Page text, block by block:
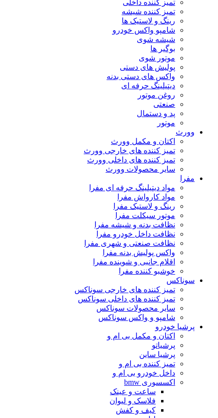
تمیز کننده داخلی
تمیز کننده شیشه
رینگ و لاستیک ها
شامپو واکس خودرو
شیشه شوی
بوگیر ها
موتور شوی
پولیش های دستی
واکس های دستی بدنه
دیتیلینگ حرفه ای
روغن موتور
صنعتی
پد و دستمال
موتور
وورث
اکتان و مکمل وورث
تمیز کننده های خارجی وورث
تمیز کننده های داخلی وورث
سایر محصولات وورث
مفرا
مواد دیتیلینگ حرفه ای مفرا
مواد کارواش مفرا
رینگ و لاستیک مفرا
موتور سیکلت مفرا
نظافت بدنه و شیشه مفرا
نظافت داخل خودرو مفرا
نظافت صنعتی و شهری مفرا
واکس پولیش بدنه مفرا
اقلام جانبی و شوینده مفرا
خوشبو کننده مفرا
سوناکس
تمیز کننده های خارجی سوناکس
تمیز کننده های داخلی سوناکس
سایر محصولات سوناکس
شامپو و واکس سوناکس
پرشیا خودرو
اکتان و مکمل بی ام و
پرشیاتو
پرشیا ساین
تمیز کننده بی ام و
داخل خودرو بی ام و
اکسسوری bmw
ساعت و عینک
فلاسک و لیوان
کیف و کفش